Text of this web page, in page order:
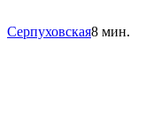
Серпуховская8 мин.